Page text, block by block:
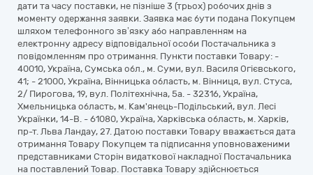
дати та часу поставки, не пізніше 3 (трьох) робочих днів з
моменту одержання заявки. Заявка має бути подана Покупцем
шляхом телефонного зв’язку або направленням на
електронну адресу відповідальної особи Постачальника з
повідомленням про отримання. Пункти поставки Товару: -
40010, Україна, Сумська обл., м. Суми, вул. Василя Огієвського,
41; - 21000, Україна, Вінницька область, м. Вінниця, вул. Стуса,
2/ Пирогова, 19, вул. Політехнічна, 5а. - 32316, Україна,
Хмельницька область, м. Кам'янець-Подільський, вул. Лесі
Українки, 14-В. - 61080, Україна, Харківська область, м. Харків,
пр-т. Льва Ландау, 27. Датою поставки Товару вважається дата
отримання Товару Покупцем та підписання уповноваженими
представниками Сторін видаткової накладної Постачальника
на поставлений Товар. Поставка Товару здійснюється